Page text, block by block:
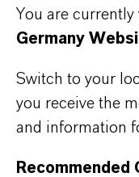
finden Sie gleich
LANXESS der
ist.
IM
You are currently
Germany
Switch to your
you receive the
and information